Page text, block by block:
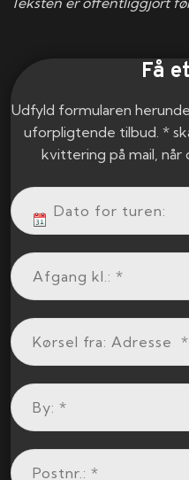
Få
Udfyld formularen
uforpligtende tilbud. *
kvittering på mail, når